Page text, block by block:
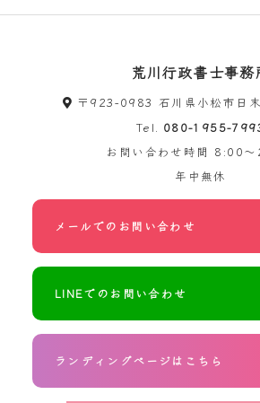
荒川行政書士事務
〒923-0983 石川県小松市日
Tel. 080-1955-
お問い合わせ時間 8:00
年中無休
メールでのお問い合わせ
LINEでのお問い合わせ
ランディングページはこちら